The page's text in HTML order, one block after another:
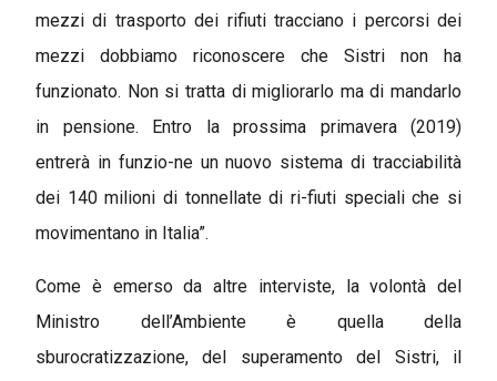
mezzi di trasporto dei rifiuti tracciano i percorsi dei
mezzi dobbiamo riconoscere che Sistri non ha
funzionato. Non si tratta di migliorarlo ma di mandarlo
in pensione. Entro la prossima primavera (2019)
entrerà in funzio-ne un nuovo sistema di tracciabilità
dei 140 milioni di tonnellate di ri-fiuti speciali che si
movimentano in Italia”.
Come è emerso da altre interviste, la volontà del
Ministro dell’Ambiente è quella della
sburocratizzazione, del superamento del Sistri, il